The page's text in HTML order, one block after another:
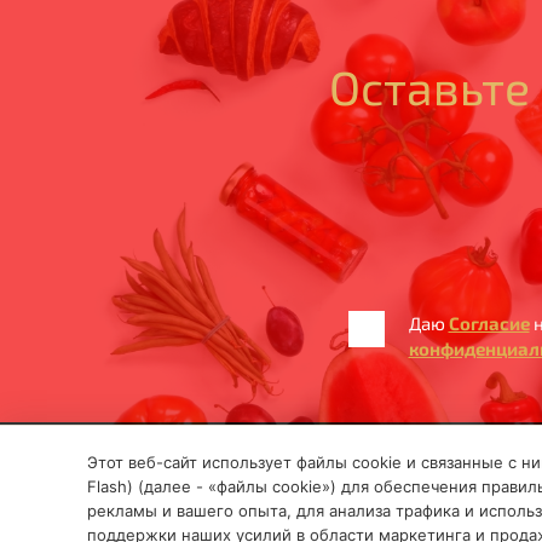
Даю Согласие
КАТАЛОГ АКЦИИ
Этот веб-сайт использует файлы cookie и связанные с
Flash) (далее - «файлы cookie») для обеспечения
рекламы и вашего опыта, для анализа трафика и
поддержки наших усилий в области маркетинга и